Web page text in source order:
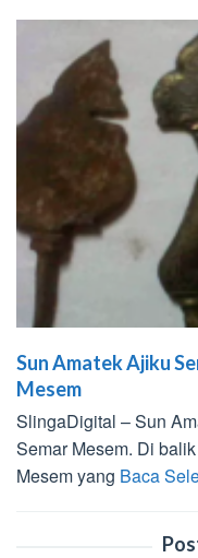
Sun Amatek Ajiku
Mesem
SlingaDigital – Sun
Semar Mesem. Di
Mesem yang Baca